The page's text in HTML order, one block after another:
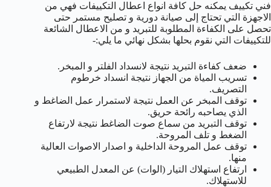
فني تكييف يمكنه حل كافة انواع اعطال التكييفات فهي من
الاجهزة التي تحتاج إلى صيانة دورية و تصليح مستمر حتى
تحصل على الكفاءة المطلوبة للتبريد و من الاعطال الشائعة
للتكييفات التي نقوم بحلها بشكل نهائي ما يلي:-
ضعف كفاءة التبريد نتيجة لانسداد الفلتر و المبخر.
تسريب المياة من الجهاز نتيجة انسداد خرطوم
التصريف.
توقف المبخر عن العمل نتيجة لاستمرار عمل الضاغط و
الذي يصاحبه رائحة حريق.
توقف التبريد من سماع صوت الضاغط نتيجة لارتفاع
الضغط و تلف المروحة.
توقف عمل المروحة الداخلية و اصدار الاصوات العالية
منها.
ارتفاع استهلاك التيار (الوات) عن المعدل الطبيعي
للاستهلاك.